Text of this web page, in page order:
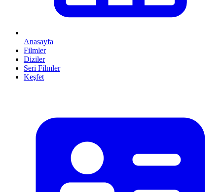
Anasayfa
Filmler
Diziler
Seri Filmler
Keşfet